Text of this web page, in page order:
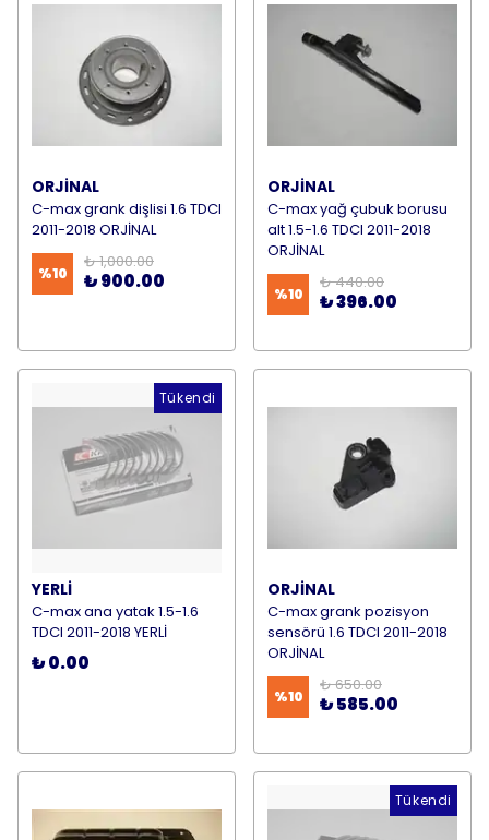
ORJİNAL
C-max grank dişlisi 1.6 TDCI
2011-2018 ORJİNAL
%10
₺ 1,000.00
₺ 900.00
ORJİNAL
C-max yağ çubuk borusu
alt 1.5-1.6 TDCI 2011-2018
ORJİNAL
%10
₺ 440.00
₺ 396.00
Tükendi
YERLİ
C-max ana yatak 1.5-1.6
TDCI 2011-2018 YERLİ
₺ 0.00
ORJİNAL
C-max grank pozisyon
sensörü 1.6 TDCI 2011-2018
ORJİNAL
%10
₺ 650.00
₺ 585.00
Tükendi